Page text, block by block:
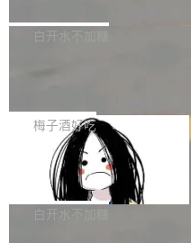
获配9...
题，该问题可能导致在旧版
P）！这一里程碑不仅标志着
长期停止内容更新，未能实现
提交的编辑请求也长期处于待
pedia 于去年底上线，定位为
容的百科平台，被马斯克视为
维基百科的替代方案。
热门页面还是低关注度页面，
白开水不加糖
是这样的：配
声明 LocaleResolver、注册
erceptor…五六步之后才能看
本。 Solon 换了个方式。整个
梅子酒好吃
Apache Doris 4.1 全面增强
支持 UPDATE、MERGE
erg V3
Apache Doris 4.1 要补齐的，
半。在已有查询能力的基础上
白开水不加糖